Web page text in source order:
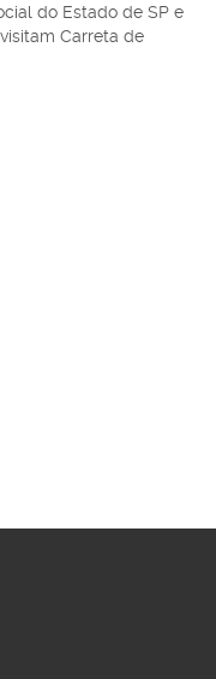
do Estado de SP e
Carreta de